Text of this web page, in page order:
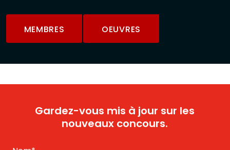
MEMBRES OEUVRES
Gardez-vous mis à jour sur les
nouveaux concours.